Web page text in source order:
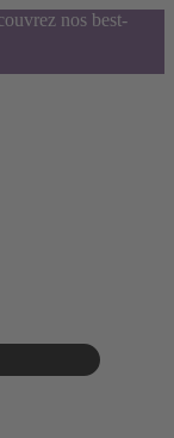
nos best-